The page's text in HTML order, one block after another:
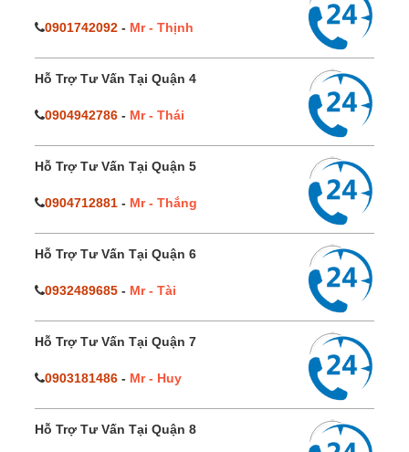
0901742092 - Mr - Thịnh
Hỗ Trợ Tư Vấn Tại Quận 4
0904942786 - Mr - Thái
Hỗ Trợ Tư Vấn Tại Quận 5
0904712881 - Mr - Thắng
Hỗ Trợ Tư Vấn Tại Quận 6
0932489685 - Mr - Tài
Hỗ Trợ Tư Vấn Tại Quận 7
0903181486 - Mr - Huy
Hỗ Trợ Tư Vấn Tại Quận 8